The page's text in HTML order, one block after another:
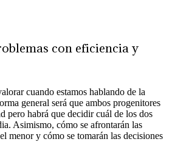
con eficiencia y
cuando estamos hablando de la
general será que ambos progenitores
pero habrá que decidir cuál de los dos
Asimismo, cómo se afrontarán las
menor y cómo se tomarán las decisiones